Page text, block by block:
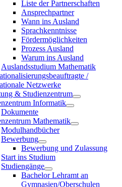
Liste der Partnerschaften
Ansprechpartner
Wann ins Ausland
Sprachkenntnisse
Fördermöglichkeiten
Prozess Ausland
Warum ins Ausland
Auslandsstudium Mathematik
/
Netzwerke
& Studienzentrum
Informatik
Dokumente
Mathematik
Modulhandbücher
Bewerbung
Bewerbung und Zulassung
Start ins Studium
Studiengänge
Bachelor Lehramt an
Gymnasien/Oberschulen